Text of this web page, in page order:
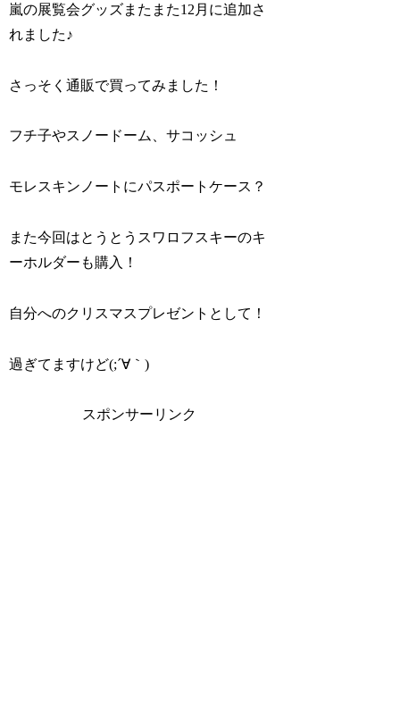
嵐の展覧会グッズまたまた12月に追加さ
れました♪
さっそく通販で買ってみました！
フチ子やスノードーム、サコッシュ
モレスキンノートにパスポートケース？
また今回はとうとうスワロフスキーのキ
ーホルダーも購入！
自分へのクリスマスプレゼントとして！
過ぎてますけど(;´∀｀)
スポンサーリンク